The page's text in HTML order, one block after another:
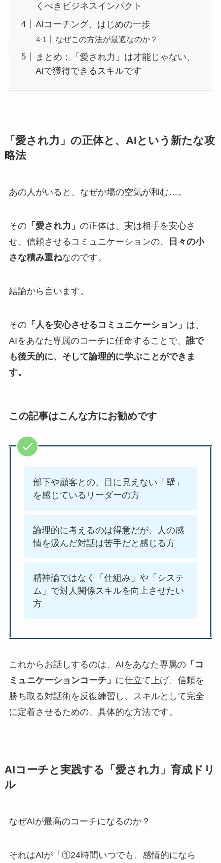
くべきビジネスインパクト
AIコーチング、はじめの一歩
なぜこの方法が最適なのか？
まとめ：「愛され力」は才能じゃない、
AIで獲得できるスキルです
「愛され力」の正体と、AIという新たな攻
略法
あの人がいると、なぜか場の空気が和む…。
その「愛され力」 の正体は、実は相手を安心さ
せ、信頼させるコミュニケーションの、
日々の小
さな積み重ねなのです。
結論から言います。
その「人を安心させるコミュニケーション」 は、
AIをあなた専属のコーチに任命することで、 誰で
も後天的に、そして論理的に学ぶことができま
す。
この記事はこんな方にお勧めです
部下や顧客との、目に見えない「壁」
を感じているリーダーの方
論理的に考えるのは得意だが、人の感
情を汲んだ対話は苦手だと感じる方
精神論ではなく「仕組み」や「システ
ム」で対人関係スキルを向上させたい
方
これからお話しするのは、AIをあなた専属の「コ
ミュニケーションコーチ」 に仕立て上げ、信頼を
勝ち取る対話術を反復練習し、スキルとして完全
に定着させるための、具体的な方法です。
AIコーチと実践する「愛され力」育成ドリ
ル
なぜAIが最高のコーチになるのか？
それはAIが「①24時間いつでも、感情的になら